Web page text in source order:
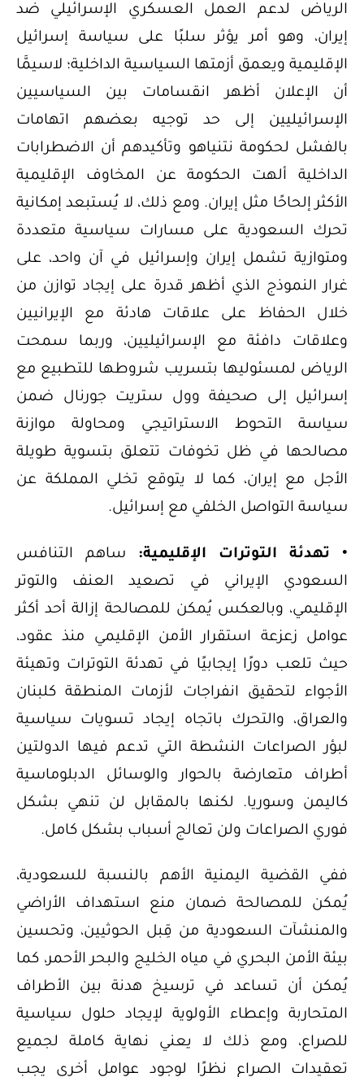
الرياض لدعم العمل العسكري الإسرائيلي ضد
إيران، وهو أمر يؤثر سلبًا على سياسة إسرائيل
الإقليمية ويعمق أزمتها السياسية الداخلية؛ لاسيمَّا
أن الإعلان أظهر انقسامات بين السياسيين
الإسرائيليين إلى حد توجيه بعضهم اتهامات
بالفشل لحكومة نتنياهو وتأكيدهم أن الاضطرابات
الداخلية ألهت الحكومة عن المخاوف الإقليمية
الأكثر إلحاحًا مثل إيران. ومع ذلك، لا يُستبعد إمكانية
تحرك السعودية على مسارات سياسية متعددة
ومتوازية تشمل إيران وإسرائيل في آن واحد، على
غرار النموذج الذي أظهر قدرة على إيجاد توازن من
خلال الحفاظ على علاقات هادئة مع الإيرانيين
وعلاقات دافئة مع الإسرائيليين، وربما سمحت
الرياض لمسئوليها بتسريب شروطها للتطبيع مع
إسرائيل إلى صحيفة وول ستريت جورنال ضمن
سياسة التحوط الاستراتيجي ومحاولة موازنة
مصالحها في ظل تخوفات تتعلق بتسوية طويلة
الأجل مع إيران، كما لا يتوقع تخلي المملكة عن
سياسة التواصل الخلفي مع إسرائيل.
• تهدئة التوترات الإقليمية:ساهم التنافس
السعودي الإيراني في تصعيد العنف والتوتر
الإقليمي، وبالعكس يُمكن للمصالحة إزالة أحد أكثر
عوامل زعزعة استقرار الأمن الإقليمي منذ عقود،
حيث تلعب دورًا إيجابيًا في تهدئة التوترات وتهيئة
الأجواء لتحقيق انفراجات لأزمات المنطقة كلبنان
والعراق، والتحرك باتجاه إيجاد تسويات سياسية
لبؤر الصراعات النشطة التي تدعم فيها الدولتين
أطراف متعارضة بالحوار والوسائل الدبلوماسية
كاليمن وسوريا. لكنها بالمقابل لن تنهي بشكل
فوري الصراعات ولن تعالج أسباب بشكل كامل.
ففي القضية اليمنية الأهم بالنسبة للسعودية،
يُمكن للمصالحة ضمان منع استهداف الأراضي
والمنشآت السعودية من قِبل الحوثيين، وتحسين
بيئة الأمن البحري في مياه الخليج والبحر الأحمر، كما
يُمكن أن تساعد في ترسيخ هدنة بين الأطراف
المتحاربة وإعطاء الأولوية لإيجاد حلول سياسية
للصراع، ومع ذلك لا يعني نهاية كاملة لجميع
تعقيدات الصراع نظرًا لوجود عوامل أخرى يجب